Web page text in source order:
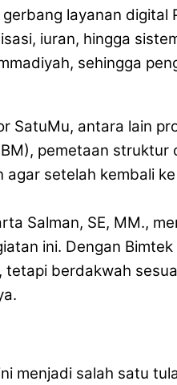
layanan
iuran, hingga
sehingga
antara lain
pemetaan
setelah kembali
Salman, SE, MM.,
ini. Dengan
berdakwah
menjadi salah satu